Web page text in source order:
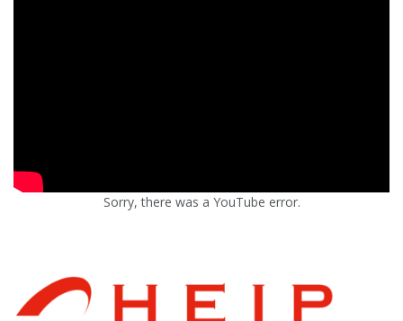
Sorry, there was a YouTube error.